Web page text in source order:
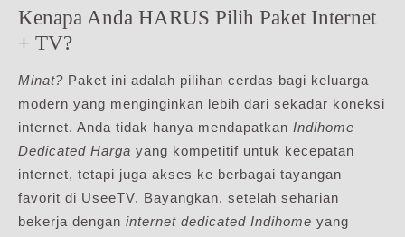
Kenapa Anda HARUS Pilih Paket Internet
+ TV?
Minat? Paket ini adalah pilihan cerdas bagi keluarga
modern yang menginginkan lebih dari sekadar koneksi
internet. Anda tidak hanya mendapatkan Indihome
Dedicated Harga yang kompetitif untuk kecepatan
internet, tetapi juga akses ke berbagai tayangan
favorit di UseeTV. Bayangkan, setelah seharian
bekerja dengan internet dedicated Indihome yang